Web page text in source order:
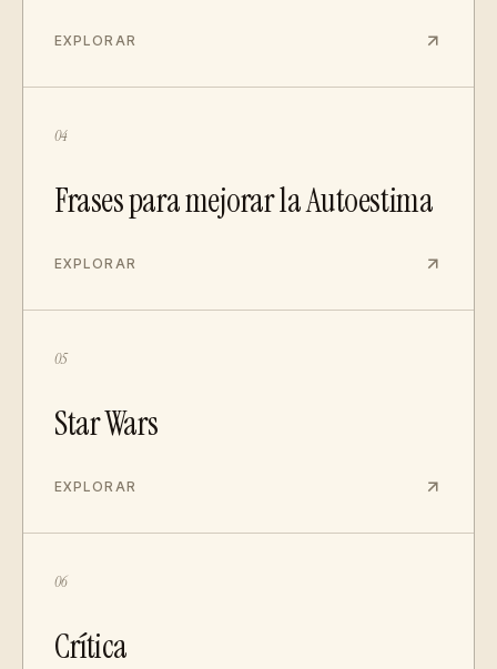
EXPLORAR
04
Frases para mejorar la Autoestima
EXPLORAR
05
Star Wars
EXPLORAR
06
Crítica